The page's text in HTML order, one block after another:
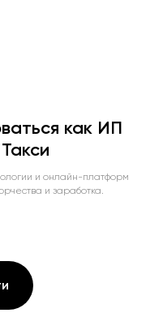
как ИП
и онлайн-платформ
и заработка.